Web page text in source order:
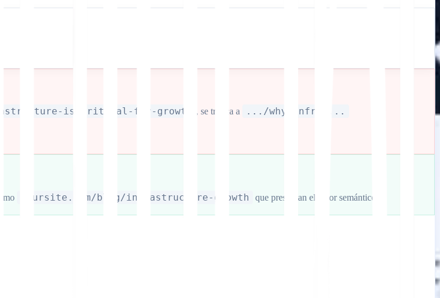
is-critical-for-growth , se trunca a .../why-infras...
yoursite.com/blog/infrastructure-growth que preservan el valor semántico.